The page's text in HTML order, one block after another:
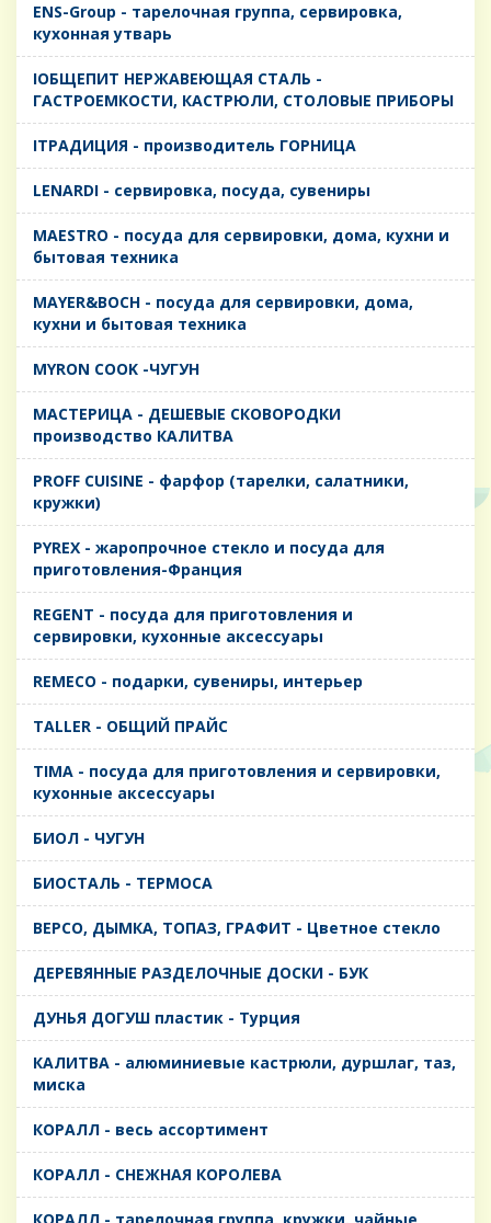
ENS-Group - тарелочная группа, сервировка,
кухонная утварь
IОБЩЕПИТ НЕРЖАВЕЮЩАЯ СТАЛЬ -
ГАСТРОЕМКОСТИ, КАСТРЮЛИ, СТОЛОВЫЕ ПРИБОРЫ
IТРАДИЦИЯ - производитель ГОРНИЦА
LENARDI - сервировка, посуда, сувениры
MAESTRO - посуда для сервировки, дома, кухни и
бытовая техника
MAYER&BOCH - посуда для сервировки, дома,
кухни и бытовая техника
MYRON COOK -ЧУГУН
MАСТЕРИЦА - ДЕШЕВЫЕ СКОВОРОДКИ
производство КАЛИТВА
PROFF CUISINE - фарфор (тарелки, салатники,
кружки)
PYREX - жаропрочное стекло и посуда для
приготовления-Франция
REGENT - посуда для приготовления и
сервировки, кухонные аксессуары
REMECO - подарки, сувениры, интерьер
TALLER - ОБЩИЙ ПРАЙС
TIMA - посуда для приготовления и сервировки,
кухонные аксессуары
БИОЛ - ЧУГУН
БИОСТАЛЬ - ТЕРМОСА
ВЕРСО, ДЫМКА, ТОПАЗ, ГРАФИТ - Цветное стекло
ДЕРЕВЯННЫЕ РАЗДЕЛОЧНЫЕ ДОСКИ - БУК
ДУНЬЯ ДОГУШ пластик - Турция
КАЛИТВА - алюминиевые кастрюли, дуршлаг, таз,
миска
КОРАЛЛ - весь ассортимент
КОРАЛЛ - СНЕЖНАЯ КОРОЛЕВА